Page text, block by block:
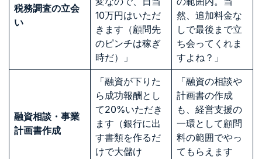
税務調査の立会
い
10万円はいただ
きます（顧問先
のピンチは稼ぎ
時だ）」
然、追加料金な
しで最後まで立
ち会ってくれま
すよね？」
融資相談・事業
計画書作成
「融資が下りた
ら成功報酬とし
て20%いただき
ます（銀行に出
す書類を作るだ
けで大儲け
「融資の相談や
計画書の作成
も、経営支援の
一環として顧問
料の範囲でやっ
てもらえます